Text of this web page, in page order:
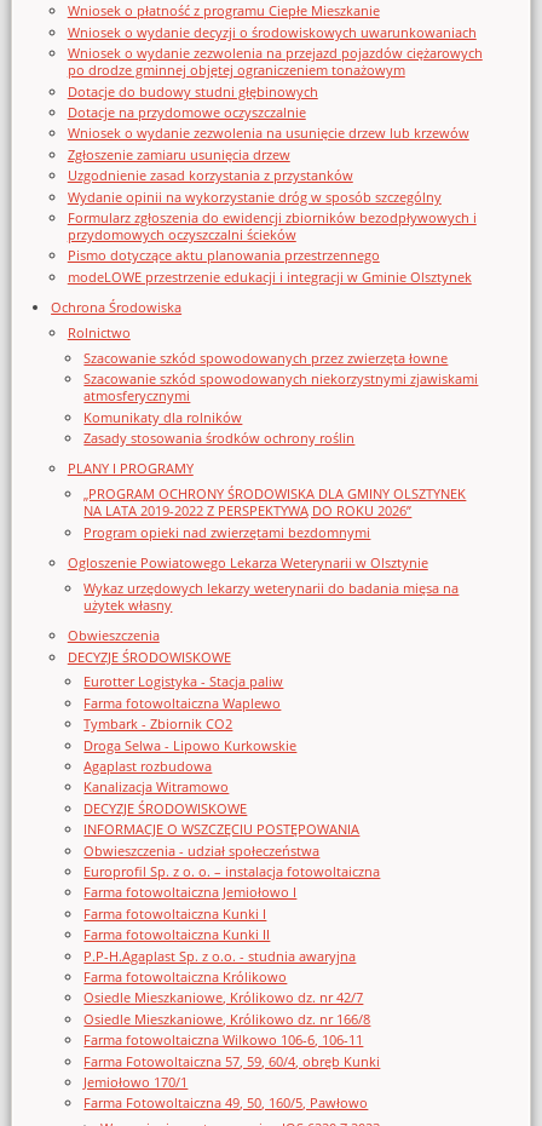
Wniosek o płatność z programu Ciepłe Mieszkanie
Wniosek o wydanie decyzji o środowiskowych uwarunkowaniach
Wniosek o wydanie zezwolenia na przejazd pojazdów ciężarowych
po drodze gminnej objętej ograniczeniem tonażowym
Dotacje do budowy studni głębinowych
Dotacje na przydomowe oczyszczalnie
Wniosek o wydanie zezwolenia na usunięcie drzew lub krzewów
Zgłoszenie zamiaru usunięcia drzew
Uzgodnienie zasad korzystania z przystanków
Wydanie opinii na wykorzystanie dróg w sposób szczególny
Formularz zgłoszenia do ewidencji zbiorników bezodpływowych i
przydomowych oczyszczalni ścieków
Pismo dotyczące aktu planowania przestrzennego
modeLOWE przestrzenie edukacji i integracji w Gminie Olsztynek
Ochrona Środowiska
Rolnictwo
Szacowanie szkód spowodowanych przez zwierzęta łowne
Szacowanie szkód spowodowanych niekorzystnymi zjawiskami
atmosferycznymi
Komunikaty dla rolników
Zasady stosowania środków ochrony roślin
PLANY I PROGRAMY
„PROGRAM OCHRONY ŚRODOWISKA DLA GMINY OLSZTYNEK
NA LATA 2019-2022 Z PERSPEKTYWĄ DO ROKU 2026”
Program opieki nad zwierzętami bezdomnymi
Ogloszenie Powiatowego Lekarza Weterynarii w Olsztynie
Wykaz urzędowych lekarzy weterynarii do badania mięsa na
użytek własny
Obwieszczenia
DECYZJE ŚRODOWISKOWE
Eurotter Logistyka - Stacja paliw
Farma fotowoltaiczna Waplewo
Tymbark - Zbiornik CO2
Droga Selwa - Lipowo Kurkowskie
Agaplast rozbudowa
Kanalizacja Witramowo
DECYZJE ŚRODOWISKOWE
INFORMACJE O WSZCZĘCIU POSTĘPOWANIA
Obwieszczenia - udział społeczeństwa
Europrofil Sp. z o. o. – instalacja fotowoltaiczna
Farma fotowoltaiczna Jemiołowo I
Farma fotowoltaiczna Kunki I
Farma fotowoltaiczna Kunki II
P.P-H.Agaplast Sp. z o.o. - studnia awaryjna
Farma fotowoltaiczna Królikowo
Osiedle Mieszkaniowe, Królikowo dz. nr 42/7
Osiedle Mieszkaniowe, Królikowo dz. nr 166/8
Farma fotowoltaiczna Wilkowo 106-6, 106-11
Farma Fotowoltaiczna 57, 59, 60/4, obręb Kunki
Jemiołowo 170/1
Farma Fotowoltaiczna 49, 50, 160/5, Pawłowo